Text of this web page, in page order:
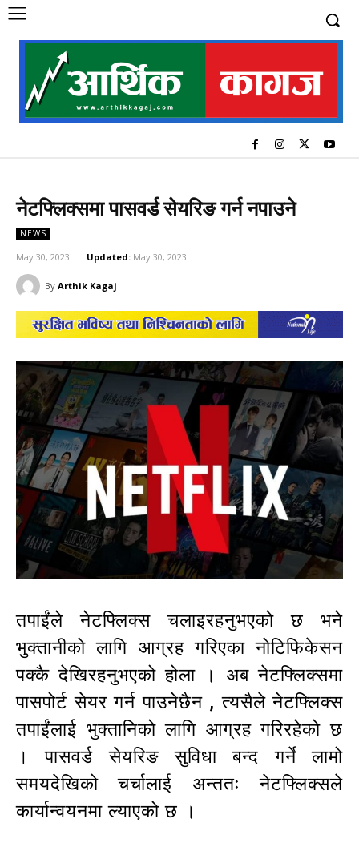
नेटफ्लिक्समा पासवर्ड सेयरिङ गर्न नपाउने
NEWS
May 30, 2023 Updated: May 30, 2023
By Arthik Kagaj
तपाईंले नेटफ्लिक्स चलाइरहनुभएको छ भने
भुक्तानीको लागि आग्रह गरिएका नोटिफिकेसन
पक्कै देखिरहनुभएको होला । अब नेटफ्लिक्समा
पासपोर्ट सेयर गर्न पाउनेछैन , त्यसैले नेटफ्लिक्स
तपाईंलाई भुक्तानिको लागि आग्रह गरिरहेको छ
। पासवर्ड सेयरिङ सुविधा बन्द गर्ने लामो
समयदेखिको चर्चालाई अन्ततः नेटफ्लिक्सले
कार्यान्वयनमा ल्याएको छ ।